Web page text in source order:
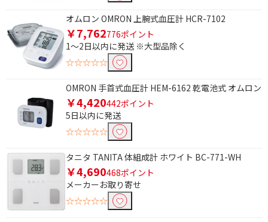
オムロン OMRON 上腕式血圧計 HCR-7102
￥7,762776ポイント
1～2日以内に発送 ※大型品除く
☆☆☆☆☆
OMRON 手首式血圧計 HEM-6162 乾電池式 オムロン
￥4,420442ポイント
5日以内に発送
☆☆☆☆☆
タニタ TANITA 体組成計 ホワイト BC-771-WH
￥4,690468ポイント
メーカーお取り寄せ
☆☆☆☆☆
骨格筋率測定機能で絞り込む
骨格筋率測定機能あり 骨格筋率測定機能なし
体内年齢測定機能で絞り込む
体内年齢測定機能あり
推定骨量測定機能あり
体内年齢測定機能なし
測定方法で絞り込む
足裏
体脂肪率測定機能で絞り込む